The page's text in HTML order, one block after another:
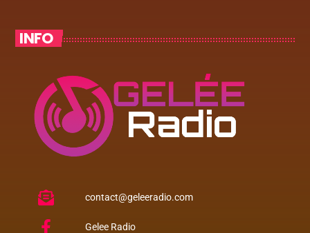
INFO
contact@geleeradio.com
Gelee Radio